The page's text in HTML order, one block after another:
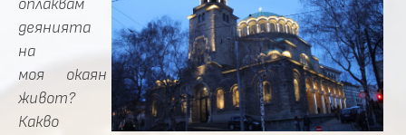
оплаквам
деянията
на
моя окаян
живот?
Какво